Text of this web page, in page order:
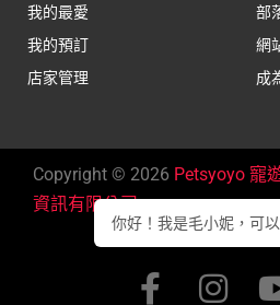
我的最愛
我的預訂
店家管理
部
網
成
Copyright © 2026 Petsyoyo 寵
資訊有限公司
你好！我是毛小妮，可